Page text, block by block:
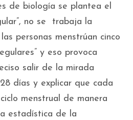
de biología se plantea el
no se trabaja la
personas menstrúan cinco
y eso provoca
salir de la mirada
días y explicar que cada
menstrual de manera
estadística de la